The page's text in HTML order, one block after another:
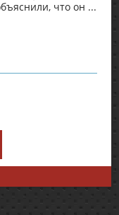
что он ...